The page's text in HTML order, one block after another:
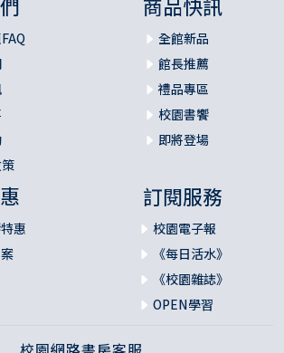
Chronicle
表 Chronicle of Nabopolassar
of Babylon
天文安基 Etemenanki Tower of Babel
Gate
Babylon
Nebuchadnezzar II Cylinder
商品快訊
全館新品
館長推薦
禮品專區
校園書饗
即將登場
惠
訂閱服務
校園電子報
《每日活水》
《校園雜誌》
OPEN學習